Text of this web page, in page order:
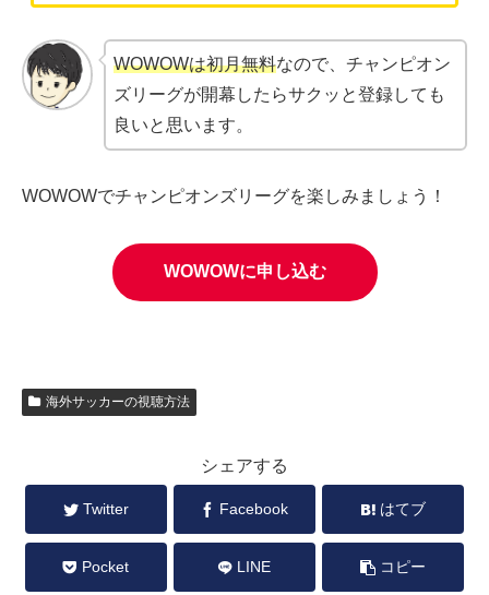
WOWOWは初月無料なので、チャンピオン
ズリーグが開幕したらサクッと登録しても
良いと思います。
WOWOWでチャンピオンズリーグを楽しみましょう！
WOWOWに申し込む
海外サッカーの視聴方法
シェアする
Twitter Facebook はてブ
Pocket LINE コピー